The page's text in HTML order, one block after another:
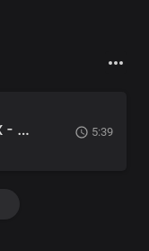
Pikkewyne Remix - Mega x Chakie ft Meneer Cee, Jay Music & Naiidy 5:39